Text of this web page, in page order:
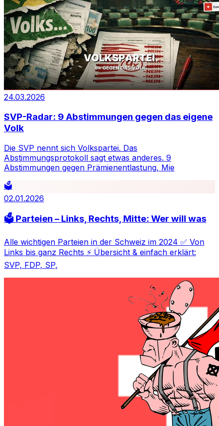
24.03.2026
SVP-Radar: 9 Abstimmungen gegen das eigene
Volk
Die SVP nennt sich Volkspartei. Das
Abstimmungsprotokoll sagt etwas anderes. 9
Abstimmungen gegen Prämienentlastung, Mie
🗳️
02.01.2026
🗳️ Parteien – Links, Rechts, Mitte: Wer will was
Alle wichtigen Parteien in der Schweiz im 2024 ✅ Von
Links bis ganz Rechts ⚡ Übersicht & einfach erklärt:
SVP, FDP, SP,